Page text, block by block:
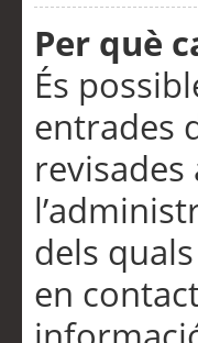
Per què
És
entrades
dels
en